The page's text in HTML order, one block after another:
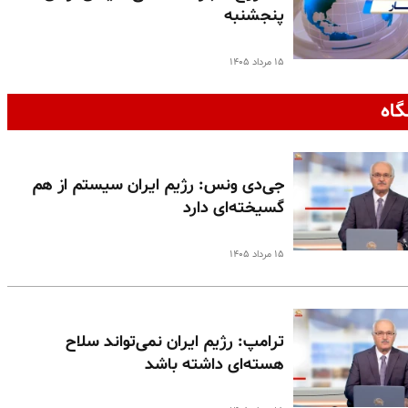
پنجشنبه
۱۵ مرداد ۱۴۰۵
جی‌دی ونس: رژیم ایران سیستم از هم
گسیخته‌ای دارد
۱۵ مرداد ۱۴۰۵
ترامپ: رژیم ایران نمی‌تواند سلاح
هسته‌ای داشته باشد